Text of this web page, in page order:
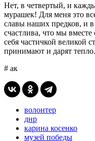
Нет, в четвертый, и
мурашек! Для меня это
славы наших предков, и
счастлива, что мы вместе
себя частичкой великой
принимают и дарят тепло.
# ак
волонтер
днр
карина косенко
музей победы